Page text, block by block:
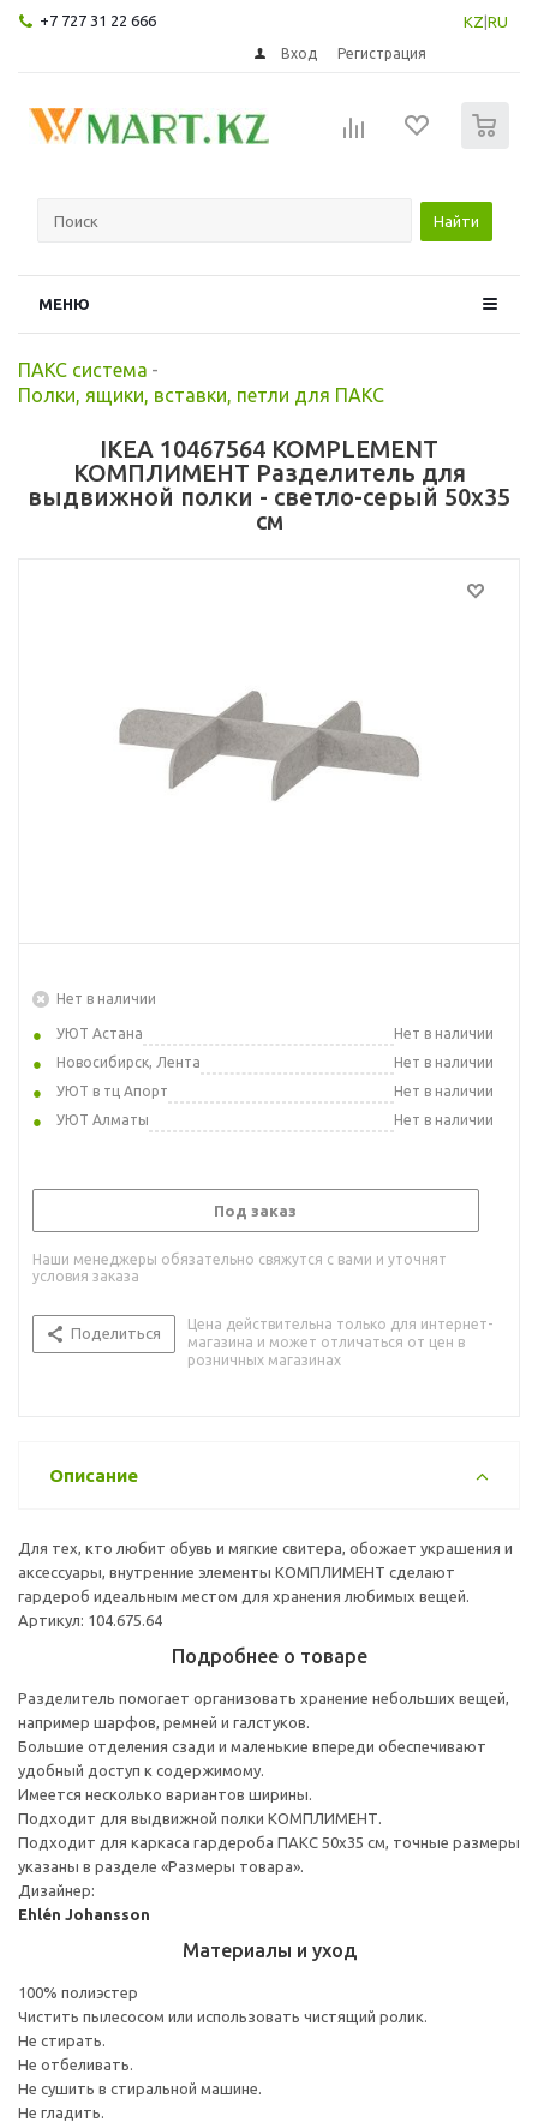
+7 727 31 22 666 KZ RU
Вход Регистрация
Найти
МЕНЮ
ПАКС система -
Полки, ящики, вставки, петли для ПАКС
IKEA 10467564 KOMPLEMENT
КОМПЛИМЕНТ Разделитель для
выдвижной полки - светло-серый 50x35
см
Нет в наличии
УЮТ Астана
Нет в наличии
Новосибирск, Лента
Нет в наличии
УЮТ в тц Апорт
Нет в наличии
УЮТ Алматы
Нет в наличии
Под заказ
Наши менеджеры обязательно свяжутся с вами и уточнят
условия заказа
Поделиться
Цена действительна только для интернет-
магазина и может отличаться от цен в
розничных магазинах
Описание
Для тех, кто любит обувь и мягкие свитера, обожает украшения и
аксессуары, внутренние элементы КОМПЛИМЕНТ сделают
гардероб идеальным местом для хранения любимых вещей.
Артикул: 104.675.64
Подробнее о товаре
Разделитель помогает организовать хранение небольших вещей,
например шарфов, ремней и галстуков.
Большие отделения сзади и маленькие впереди обеспечивают
удобный доступ к содержимому.
Имеется несколько вариантов ширины.
Подходит для выдвижной полки КОМПЛИМЕНТ.
Подходит для каркаса гардероба ПАКС 50x35 см, точные размеры
указаны в разделе «Размеры товара».
Дизайнер:
Ehlén Johansson
Материалы и уход
100% полиэстер
Чистить пылесосом или использовать чистящий ролик.
Не стирать.
Не отбеливать.
Не сушить в стиральной машине.
Не гладить.